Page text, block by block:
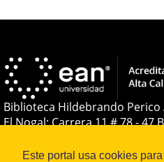
Este portal usa cookies
Biblioteca Hildebrando
El Nogal: Carrera 11 # 78 - 47
Teléfono:+(57-601) 593 6464